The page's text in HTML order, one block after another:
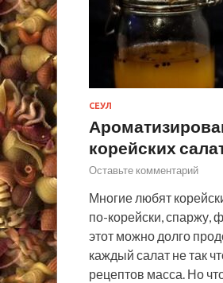
СЕУЛ
корейских
Оставьте комментарий
Многие любят
по-корейски, спаржу,
этот можно долго
каждый салат не так
рецептов масса. Но